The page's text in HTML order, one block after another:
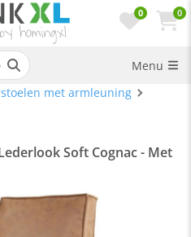
0 0
Menu
met armleuning
Soft Cognac - Met